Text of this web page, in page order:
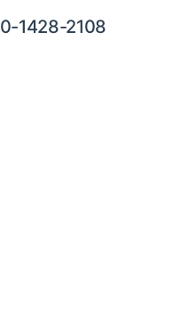
1428-2108